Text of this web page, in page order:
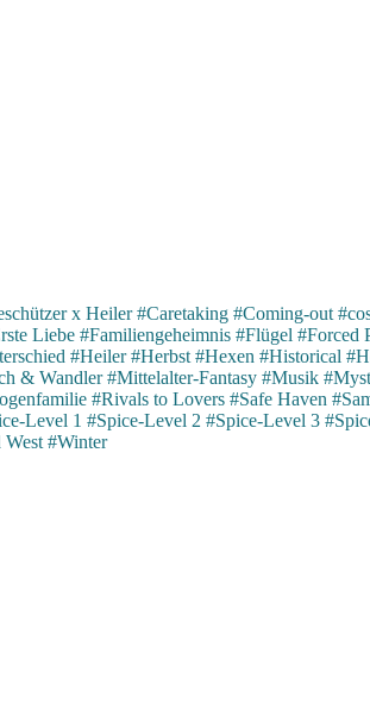
x Heiler #Caretaking #Coming-out
Liebe #Familiengeheimnis #Flügel #Forced
#Heiler #Herbst #Hexen #Historical
& Wandler #Mittelalter-Fantasy #Musik
#Rivals to Lovers #Safe Haven
Level 1 #Spice-Level 2 #Spice-Level 3
#Winter